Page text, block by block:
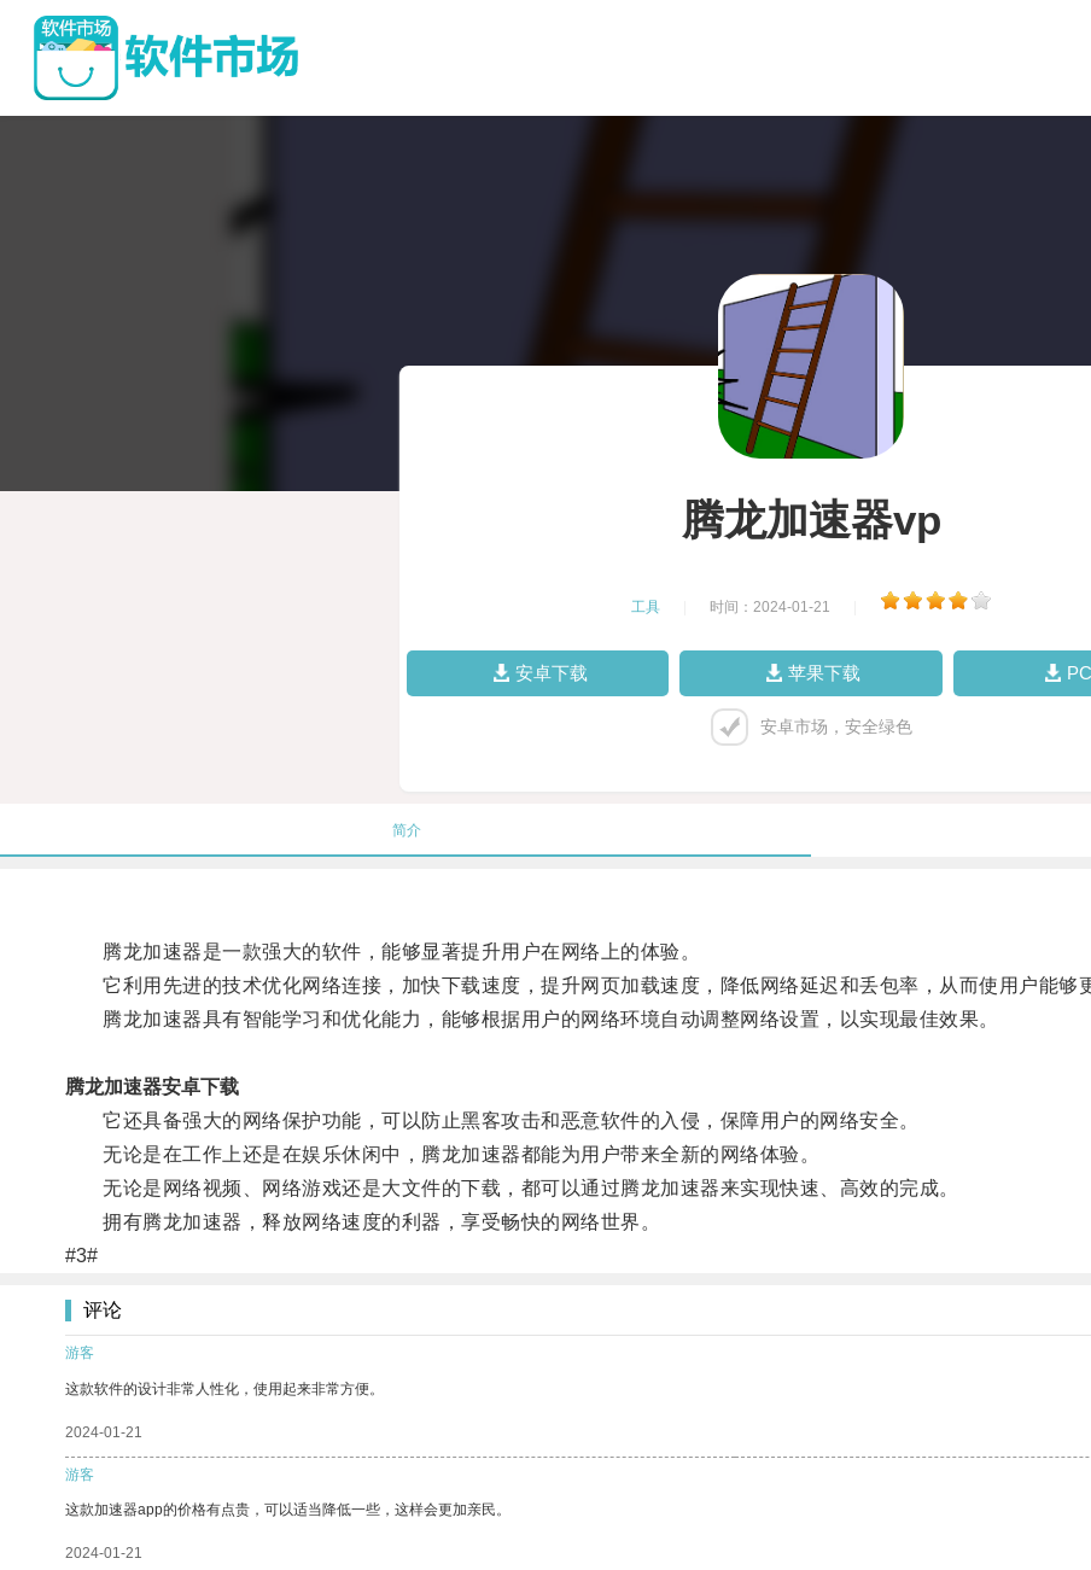
腾龙加速器vp
工具 时间：2024-01-21
安卓下载 苹果下载
安卓市场，安全绿色
简介
腾龙加速器是一款强大的软件，能够显著提升用户在网络上的体验。
它利用先进的技术优化网络连接，加快下载速度，提升网页加载速度，降低网络延迟和丢包率，从而使用户能够
腾龙加速器具有智能学习和优化能力，能够根据用户的网络环境自动调整网络设置，以实现最佳效果。
腾龙加速器安卓下载
它还具备强大的网络保护功能，可以防止黑客攻击和恶意软件的入侵，保障用户的网络安全。
无论是在工作上还是在娱乐休闲中，腾龙加速器都能为用户带来全新的网络体验。
无论是网络视频、网络游戏还是大文件的下载，都可以通过腾龙加速器来实现快速、高效的完成。
拥有腾龙加速器，释放网络速度的利器，享受畅快的网络世界。
#3#
评论
游客
这款软件的设计非常人性化，使用起来非常方便。
2024-01-21
游客
这款加速器app的价格有点贵，可以适当降低一些，这样会更加亲民。
2024-01-21